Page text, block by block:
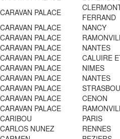
CARAVAN PALACE
FERRAND
CARAVAN PALACE
NANCY
CARAVAN PALACE
CARAVAN PALACE
NANTES
CARAVAN PALACE
CALUIRE
CARAVAN PALACE
NIMES
CARAVAN PALACE
NANTES
CARAVAN PALACE
CARAVAN PALACE
CENON
CARAVAN PALACE
CARIBOU
PARIS
CARLOS NUNEZ
RENNES